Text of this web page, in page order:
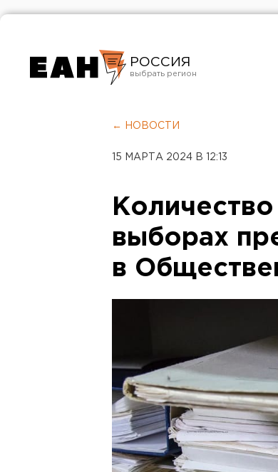
РОССИЯ
Челябинск
← НОВОСТИ
15 МАРТА 2024 В 12:13
выборах
в